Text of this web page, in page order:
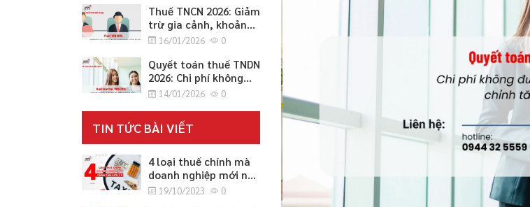
cho SME
Thuế TNCN 2026: Giảm
trừ gia cảnh, khoản
miễn/không tính thuế
cho SME
16/01/2026 0
Quyết toán thuế TNDN
2026: Chi phí không
được trừ, ưu đãi và
tăng/giảm cho SME
14/01/2026 0
TIN TỨC BÀI VIẾT
4 loại thuế chính mà
doanh nghiệp mới nào
cũng cần lưu ý
19/10/2023 0